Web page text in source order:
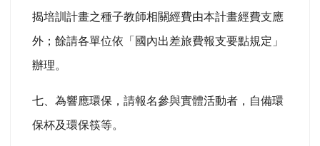
揭培訓計畫之種子教師相關經費由本計畫經費支應
外；餘請各單位依「國內出差旅費報支要點規定」
辦理。
七、為響應環保，請報名參與實體活動者，自備環
保杯及環保筷等。